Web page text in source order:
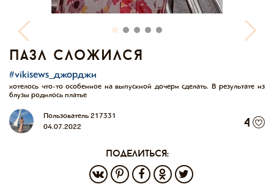
пазл сложился
#vikisews_джорджи
хотелось что-то особенное на выпускной дочери сделать. В результате из
блузы родилось платье
Пользователь 217331
04.07.2022
4
поделиться: